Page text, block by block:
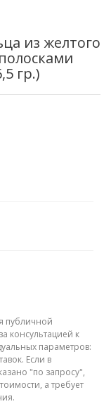
из желтого
гр.)
публичной
консультацией к
параметров:
Если в
"по запросу",
а требует